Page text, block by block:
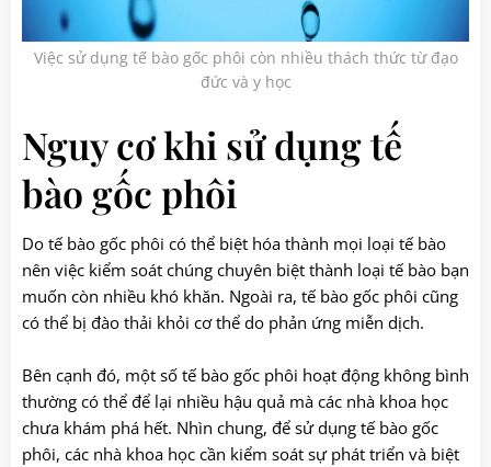
Việc sử dụng tế bào gốc phôi còn nhiều thách thức từ đạo
đức và y học
Nguy cơ khi sử dụng tế
bào gốc phôi
Do tế bào gốc phôi có thể biệt hóa thành mọi loại tế bào
nên việc kiểm soát chúng chuyên biệt thành loại tế bào bạn
muốn còn nhiều khó khăn. Ngoài ra, tế bào gốc phôi cũng
có thể bị đào thải khỏi cơ thể do phản ứng miễn dịch.
Bên cạnh đó, một số tế bào gốc phôi hoạt động không bình
thường có thể để lại nhiều hậu quả mà các nhà khoa học
chưa khám phá hết. Nhìn chung, để sử dụng tế bào gốc
phôi, các nhà khoa học cần kiểm soát sự phát triển và biệt